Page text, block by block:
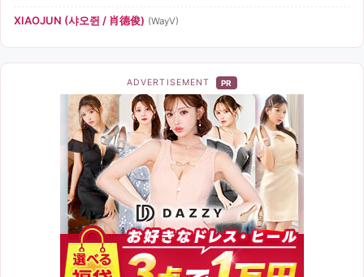
XIAOJUN (샤오쥔 / 肖德俊) (WayV)
ADVERTISEMENT PR